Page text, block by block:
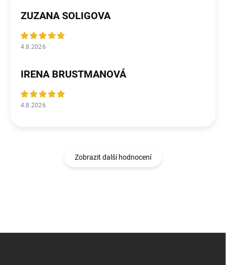
ZUZANA SOLIGOVA
4.8.2026
IRENA BRUSTMANOVÁ
4.8.2026
Zobrazit další hodnocení